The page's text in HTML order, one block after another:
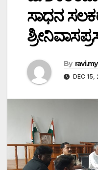
ಸಾಧನ
By
DEC 15,